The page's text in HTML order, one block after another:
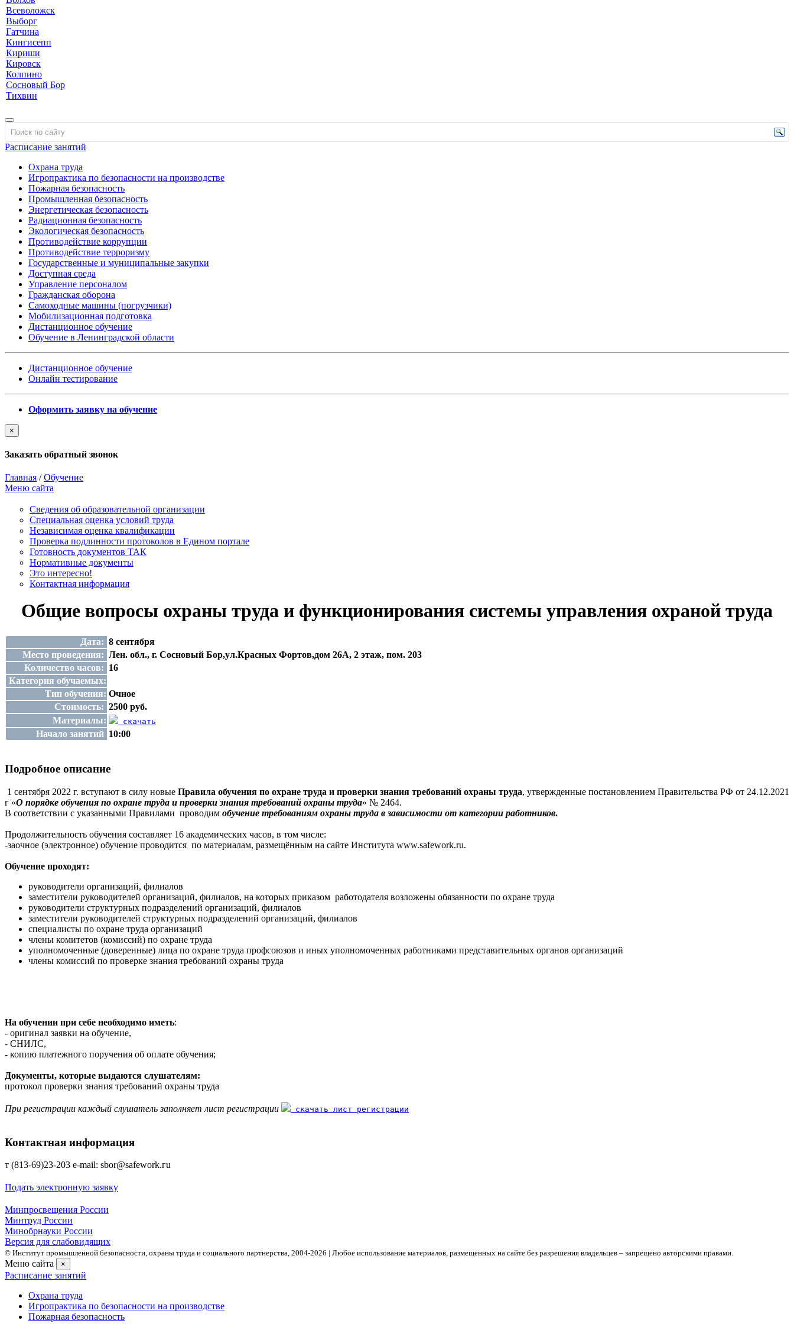
Всеволожск
Выборг
Гатчина
Кингисепп
Кириши
Кировск
Колпино
Сосновый Бор
Тихвин
Расписание занятий
Охрана труда
Игропрактика по безопасности на производстве
Пожарная безопасность
Промышленная безопасность
Энергетическая безопасность
Радиационная безопасность
Экологическая безопасность
Противодействие коррупции
Противодействие терроризму
Государственные и муниципальные закупки
Доступная среда
Управление персоналом
Гражданская оборона
Самоходные машины (погрузчики)
Мобилизационная подготовка
Дистанционное обучение
Обучение в Ленинградской области
Дистанционное обучение
Онлайн тестирование
Оформить заявку на обучение
×
Заказать обратный звонок
Главная /Обучение
Меню сайта
Сведения об образовательной организации
Cпециальная оценка условий труда
Независимая оценка квалификации
Проверка подлинности протоколов в Едином портале
Готовность документов ТАК
Нормативные документы
Это интересно!
Контактная информация
Общие вопросы охраны труда и функционирования системы управления охраной труда
Дата: 8 сентября
Место проведения: Лен. обл., г. Сосновый Бор,ул.Красных Фортов,дом 26А, 2 этаж, пом. 203
Количество часов: 16
Категория обучаемых:
Тип обучения: Очное
Стоимость: 2500 руб.
Материалы:
скачать
Начало занятий 10:00
Подробное описание
1 сентября 2022 г. вступают в силу новые Правила обучения по охране труда и проверки знания требований охраны труда, утвержденные постановлением Правительства РФ от 24.12.2021
г «О порядке обучения по охране труда и проверки знания требований охраны труда» № 2464.
В соответствии с указанными Правилами проводим обучение требованиям охраны труда в зависимости от категории работников.
Продолжительность обучения составляет 16 академических часов, в том числе:
-заочное (электронное) обучение проводится по материалам, размещённым на сайте Института www.safework.ru.
Обучение проходят:
руководители организаций, филиалов
заместители руководителей организаций, филиалов, на которых приказом работодателя возложены обязанности по охране труда
руководители структурных подразделений организаций, филиалов
заместители руководителей структурных подразделений организаций, филиалов
специалисты по охране труда организаций
члены комитетов (комиссий) по охране труда
уполномоченные (доверенные) лица по охране труда профсоюзов и иных уполномоченных работниками представительных органов организаций
члены комиссий по проверке знания требований охраны труда
На обучении при себе необходимо иметь:
- оригинал заявки на обучение,
- СНИЛС,
- копию платежного поручения об оплате обучения;
Документы, которые выдаются слушателям:
протокол проверки знания требований охраны труда
При регистрации каждый слушатель заполняет лист регистрации скачать лист регистрации
Контактная информация
т (813-69)23-203 е-mаil: sbor@safework.гu
Подать электронную заявку
Минпросвещения России
Минтруд России
Минобрнауки России
Версия для слабовидящих
© Институт промышленной безопасности, охраны труда и социального партнерства, 2004- 2026 | Любое использование материалов, размещенных на сайте без разрешения владельцев – запрещено авторскими правами.
Меню сайта ×
Расписание занятий
Охрана труда
Игропрактика по безопасности на производстве
Пожарная безопасность